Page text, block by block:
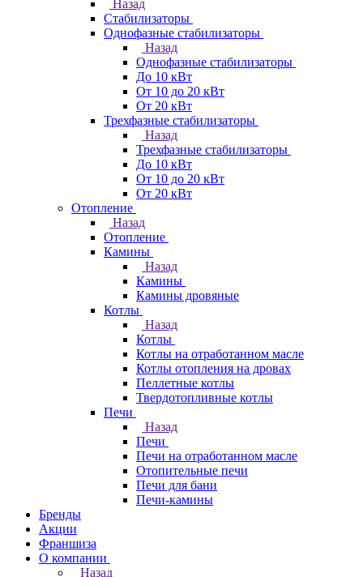
Назад
Стабилизаторы
Однофазные стабилизаторы
Назад
Однофазные стабилизаторы
До 10 кВт
От 10 до 20 кВт
От 20 кВт
Трехфазные стабилизаторы
Назад
Трехфазные стабилизаторы
До 10 кВт
От 10 до 20 кВт
От 20 кВт
Отопление
Назад
Отопление
Камины
Назад
Камины
Камины дровяные
Котлы
Назад
Котлы
Котлы на отработанном масле
Котлы отопления на дровах
Пеллетные котлы
Твердотопливные котлы
Печи
Назад
Печи
Печи на отработанном масле
Отопительные печи
Печи для бани
Печи-камины
Бренды
Акции
Франшиза
О компании
Назад